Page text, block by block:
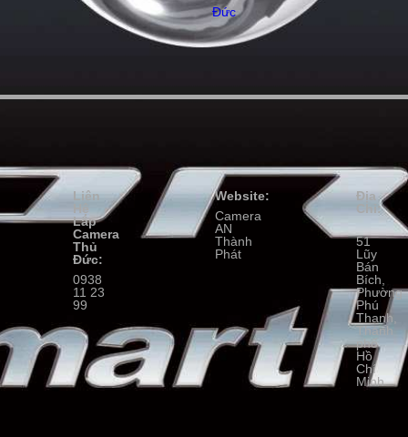
Đức
Liên
Hệ
Lắp
Camera
Thủ
Đức:
0938
11 23
99
Website:
Camera
AN
Thành
Phát
Địa
Chỉ:
51
Lũy
Bán
Bích,
Phường
Phú
Thạnh,
Thành
phố
Hồ
Chí
Minh